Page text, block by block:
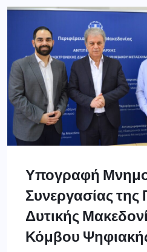
Υπογραφή
Συνεργασίας της
Δυτικής
Κόμβου